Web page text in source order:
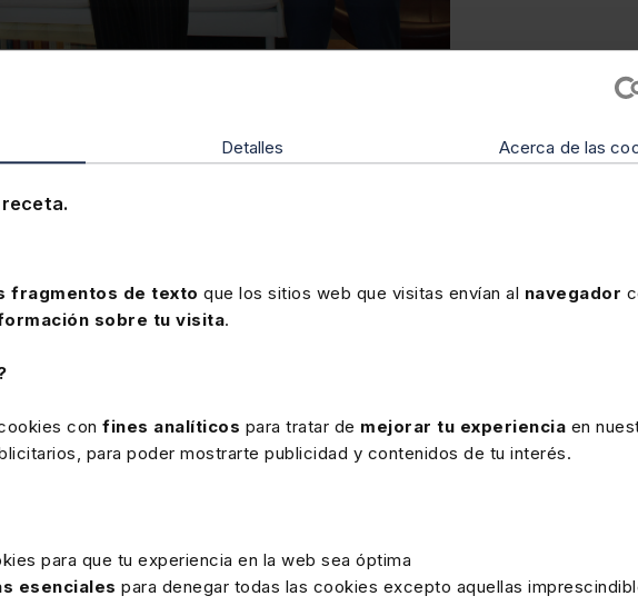
Detalles Acerca de las
fragmentos de texto que los sitios web que visitas envían al navegador
sobre tu visita.
con fines analíticos para tratar de mejorar tu experiencia en
para poder mostrarte publicidad y contenidos de tu interés.
para que tu experiencia en la web sea óptima
esenciales para denegar todas las cookies excepto aquellas
y con Grupo DAMM, Domus VI
Mattel España y Uriach (Productos Health
tres objetivos: 1) continuar velando por la
establecer una vuelta a las oficinas segura para
del COVID-19 en todos los centros de
plan quedaba delimitado por las fechas del inicio y
de España. Sólo hasta dos meses después
no volvían a trabajar presencialmente y lo hacían
a la oficina se adaptaba a la vuelta al colegio y se
en situación de riesgo. Tanto en la vuelta
-facilitando las conexiones digitales,
iniciativas para fomentar la desconexión
pensado exclusivamente en los empleados